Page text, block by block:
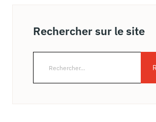
Rechercher sur le site